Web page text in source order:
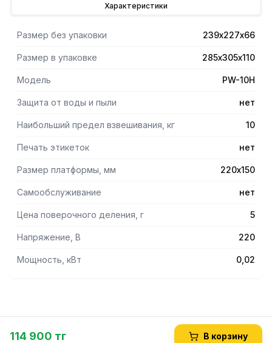
Платформа и корпус из нержавеющей стали Уменьшенные
при длительных перерывах в работе
Характеристики
Размер без упаковки 239х227х66
Размер в упаковке 285х305х110
Модель PW-10H
Защита от воды и пыли нет
Наибольший предел взвешивания, кг 10
Печать этикеток нет
Размер платформы, мм 220х150
Самообслуживание нет
Цена поверочного деления, г 5
Напряжение, В 220
Мощность, кВт 0,02
114 900 тг В корзину